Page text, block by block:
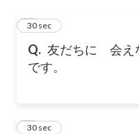
Q. 友だちに
です。
1
30 sec
2
30 sec